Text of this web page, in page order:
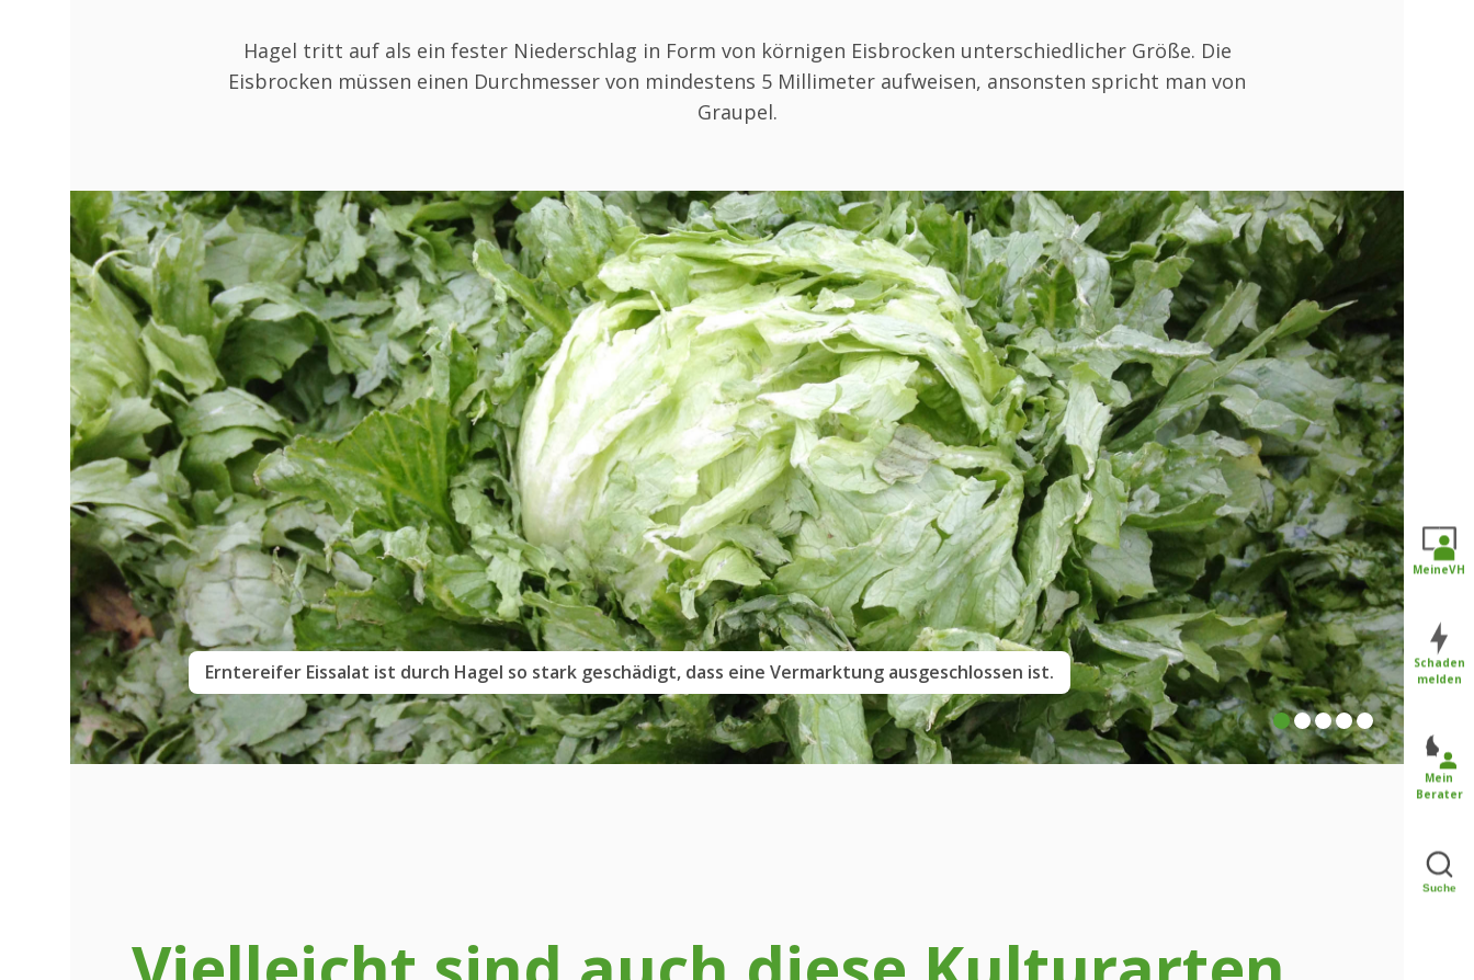
Hagel tritt auf als ein fester Niederschlag in Form von körnigen Eisbrocken unterschiedlicher Größe. Die
Eisbrocken müssen einen Durchmesser von mindestens 5 Millimeter aufweisen, ansonsten spricht man von
Graupel.
Babyspinat ist mit Hagelanschlägen und -durchschlägen übersät. Er kann nicht vermarktet werden.
MeineVH
Schaden
melden
Mein
Berater
Suche